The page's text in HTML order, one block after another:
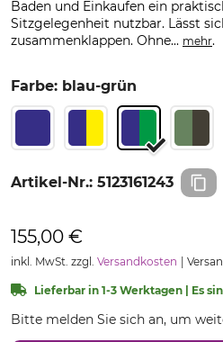
Baden und Einkaufen ein
Sitzgelegenheit nutzbar. Lässt
zusammenklappen. Ohne... mehr.
Farbe: blau-grün
Artikel-Nr.: 5123161243
155,00 €
inkl. MwSt. zzgl. Versandkosten
Lieferbar in 1-3 Werktagen | Es
Bitte melden Sie sich an, um